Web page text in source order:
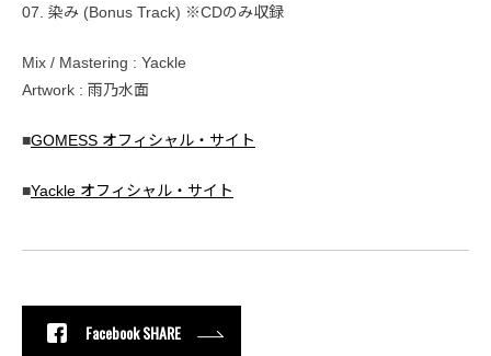
07. 染み (Bonus Track) ※CDのみ収録
Mix / Mastering : Yackle
Artwork : 雨乃水面
■GOMESS オフィシャル・サイト
■Yackle オフィシャル・サイト
Facebook SHARE